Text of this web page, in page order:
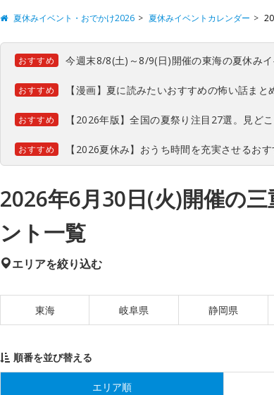
夏休みイベント・おでかけ2026 夏休みイベントカレンダー
おすすめ 今週末8/8(土)～8/9(日)開催の東海の夏休み
おすすめ 【漫画】夏に読みたいおすすめの怖い話まと
おすすめ 【2026年版】全国の夏祭り注目27選。見ど
おすすめ 【2026夏休み】おうち時間を充実させるお
2026年6月30日(火)開催の
ント一覧
エリアを絞り込む
東海 岐阜県 静岡県
順番を並び替える
エリア順